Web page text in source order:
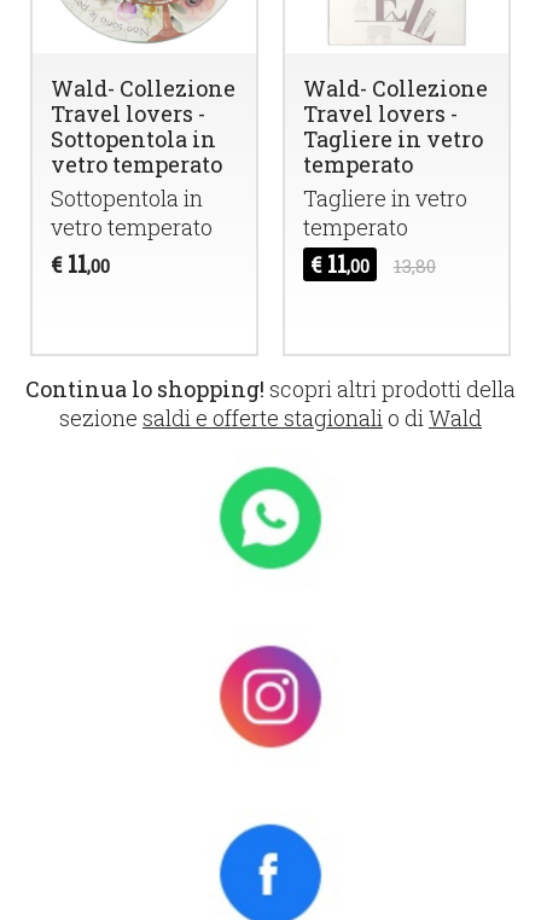
Wald- Collezione
Travel lovers -
Sottopentola in
vetro temperato
Sottopentola in
vetro temperato
€ 11,00
Wald- Collezione
Travel lovers -
Tagliere in vetro
temperato
Tagliere in vetro
temperato
€ 11,00 13,80
Continua lo shopping! scopri altri prodotti della
sezione saldi e offerte stagionali o diWald